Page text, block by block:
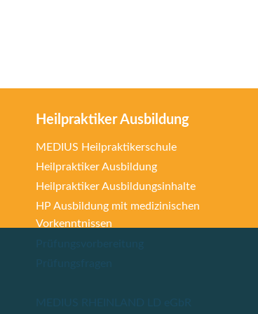
Heilpraktiker Ausbildung
MEDIUS Heilpraktikerschule
Heilpraktiker Ausbildung
Heilpraktiker Ausbildungsinhalte
HP Ausbildung mit medizinischen
Vorkenntnissen